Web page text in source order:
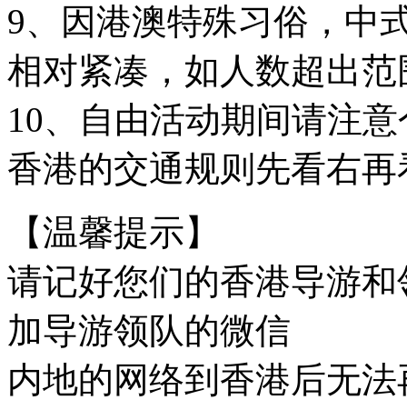
9、因港澳特殊习俗，中
相对紧凑，如人数超出
10、自由活动期间请注
香港的交通规则先看右
【温馨提示】
请记好您们的香港导游
加导游领队的微信
内地的网络到香港后无